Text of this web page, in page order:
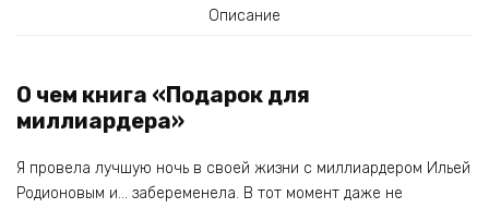
Описание
О чем книга «Подарок для
миллиардера»
Я провела лучшую ночь в своей жизни с миллиардером Ильей
Родионовым и… забеременела. В тот момент даже не